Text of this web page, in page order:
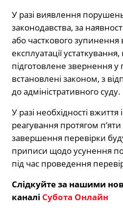
У разі виявлення
законодавства, за
або часткового зупинення
експлуатації
підготовлене звернення у
встановлені законом, з
до адміністративного суду.
У разі необхідності вжиття
реагування протягом
завершення перевірки
приписи щодо усунення
під час проведення
Слідкуйте за нашими
каналі Субота Онлайн